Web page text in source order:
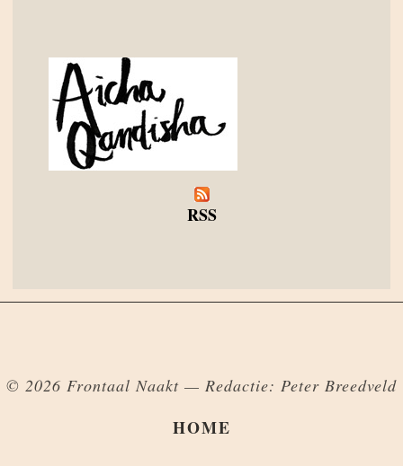
RSS
© 2026 Frontaal Naakt — Redactie: Peter Breedveld
HOME